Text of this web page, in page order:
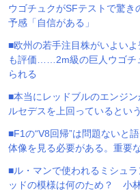
ウゴチュクがSFテストで驚
予感「自信がある」
■欧州の若手注目株がいよい
も評価……2m級の巨人ウゴチ
られる
■本当にレッドブルのエンジ
ルセデスを上回っているとい
■F1の“V8回帰”は問題ないと
体像を見る必要がある。重要
■ル・マンで使われるミシュ
ッドの模様は何のため？ 小